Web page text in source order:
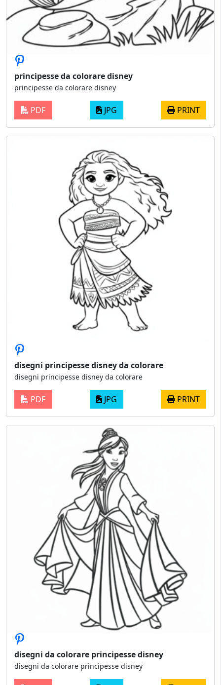
principesse da colorare disney
principesse da colorare disney
PDF JPG PRINT
disegni principesse disney da colorare
disegni principesse disney da colorare
PDF JPG PRINT
disegni da colorare principesse disney
disegni da colorare principesse disney